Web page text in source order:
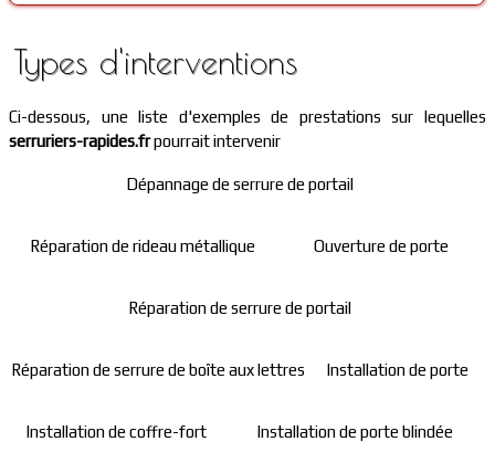
Types d'interventions
Ci-dessous, une liste d'exemples de prestations sur lequelles
serruriers-rapides.frpourrait intervenir
Dépannage de serrure de portail
Réparation de rideau métallique Ouverture de porte
Réparation de serrure de portail
Réparation de serrure de boîte aux lettres Installation de porte
Installation de coffre-fort Installation de porte blindée